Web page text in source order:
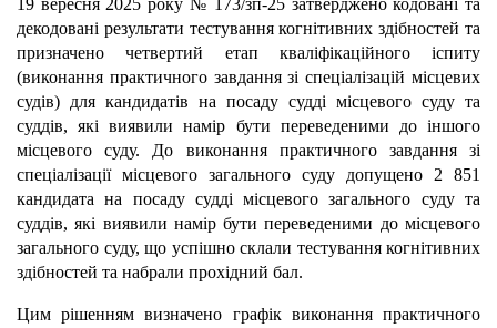
19 вересня 2025 року № 173/зп-25 затверджено кодовані та
декодовані результати тестування когнітивних здібностей та
призначено четвертий етап кваліфікаційного іспиту
(виконання практичного завдання зі спеціалізацій місцевих
судів) для кандидатів на посаду судді місцевого суду та
суддів, які виявили намір бути переведеними до іншого
місцевого суду. До виконання практичного завдання зі
спеціалізації місцевого загального суду допущено 2 851
кандидата на посаду судді місцевого загального суду та
суддів, які виявили намір бути переведеними до місцевого
загального суду, що успішно склали тестування когнітивних
здібностей та набрали прохідний бал.
Цим рішенням визначено графік виконання практичного